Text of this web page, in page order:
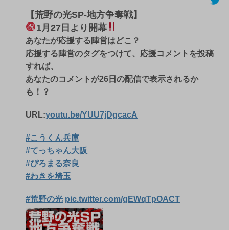
【荒野の光SP-地方争奪戦】
1月27日より開幕
あなたが応援する陣営はどこ？
応援する陣営のタグをつけて、応援コメントを投稿
すれば、
あなたのコメントが26日の配信で表示されるか
も！？
URL:youtu.be/YUU7jDgcacA
#こうくん兵庫
#てっちゃん大阪
#ぴろまる奈良
#わきを埼玉
#荒野の光 pic.twitter.com/gEWqTpOACT